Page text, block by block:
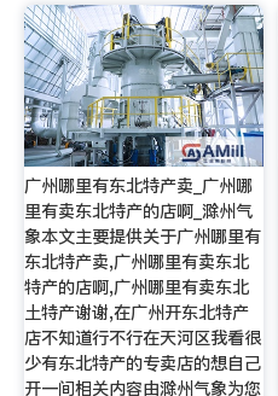
广州哪里有东北特产卖_广州哪
里有卖东北特产的店啊_滁州气
象本文主要提供关于广州哪里有
东北特产卖,广州哪里有卖东北
特产的店啊,广州哪里有卖东北
土特产谢谢,在广州开东北特产
店不知道行不行在天河区我看很
少有东北特产的专卖店的想自己
开一间相关内容由滁州气象为您